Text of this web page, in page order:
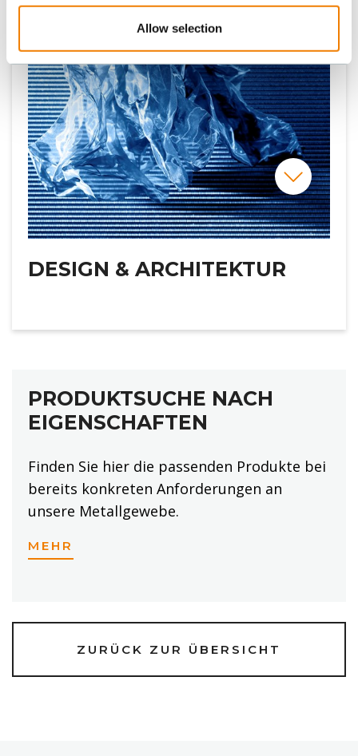
Allow selection
DESIGN & ARCHITEKTUR
PRODUKTSUCHE NACH
EIGENSCHAFTEN
Finden Sie hier die passenden Produkte bei
bereits konkreten Anforderungen an
unsere Metallgewebe.
MEHR
ZURÜCK ZUR ÜBERSICHT